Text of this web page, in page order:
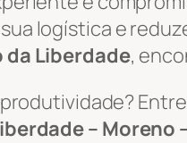
logística e
da Liberdade,
– Moreno